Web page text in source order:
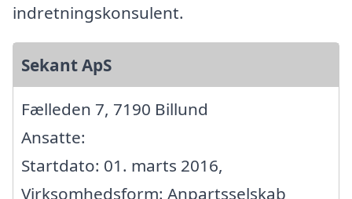
indretningskonsulent.
Sekant ApS
Fælleden 7, 7190 Billund
Ansatte:
Startdato: 01. marts 2016,
Virksomhedsform: Anpartsselskab